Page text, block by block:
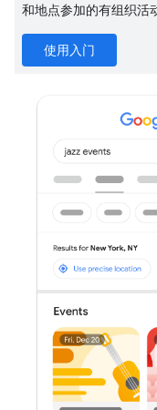
和地点参加的有组织活
使用入门